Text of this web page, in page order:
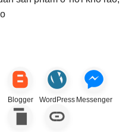
Blogger WordPress Messenger